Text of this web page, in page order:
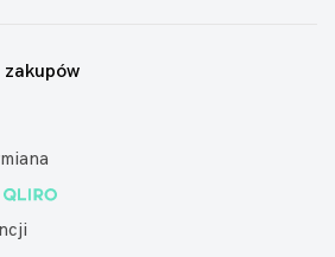
zakupów